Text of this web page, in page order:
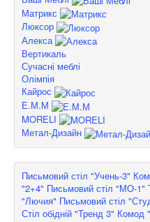
Матрикс
Люксор
Алекса
Вертикаль
Сучасні меблі
Олімпія
Кайрос
Е.М.М
MORELI
Метал-Дизайн
Письмовий стіл "Учень-3"
"2+4" Письмовий стіл "МО-1"
"Лючия" Письмовий стіл
Стіл обідній "Тренд 3" Комод